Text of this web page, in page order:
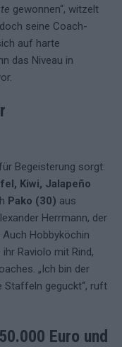
gewonnen“, witzelt
seine Coach-
auf harte
das Niveau in
Begeisterung sorgt:
Kiwi, Jalapeño
Pako (30) aus
Herrmann, der
Hobbyköchin
Raviolo mit Rind,
„Ich bin der
Staffeln geguckt“, ruft
Euro und